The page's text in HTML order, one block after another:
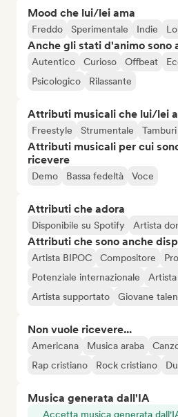
Mood che lui/lei ama
Freddo Sperimentale Indie
Anche gli stati d'animo sono
Autentico Curioso Offbeat
Psicologico
Rilassante
Attributi musicali che lui/lei
Freestyle Strumentale Tamburi
Attributi musicali per cui
ricevere
Demo Bassa fedeltà Voce
Attributi che adora
Disponibile su Spotify Artista
Attributi che sono anche
Artista BIPOC Compositore
Potenziale internazionale
Artista
Artista supportato
Giovane
Non vuole ricevere...
Americana Musica araba
Rap cristiano
Rock cristiano
Musica generata dall'IA
Accetta musica generata